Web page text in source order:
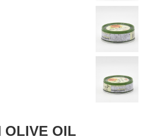
OLIVE OIL